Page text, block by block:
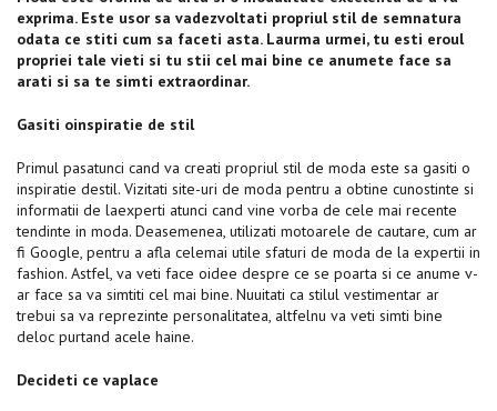
exprima. Este usor sa vadezvoltati propriul stil de semnatura
odata ce stiti cum sa faceti asta. Laurma urmei, tu esti eroul
propriei tale vieti si tu stii cel mai bine ce anumete face sa
arati si sa te simti extraordinar.
Gasiti oinspiratie de stil
Primul pasatunci cand va creati propriul stil de moda este sa gasiti o
inspiratie destil. Vizitati site-uri de moda pentru a obtine cunostinte si
informatii de laexperti atunci cand vine vorba de cele mai recente
tendinte in moda. Deasemenea, utilizati motoarele de cautare, cum ar
fi Google, pentru a afla celemai utile sfaturi de moda de la expertii in
fashion. Astfel, va veti face oidee despre ce se poarta si ce anume v-
ar face sa va simtiti cel mai bine. Nuuitati ca stilul vestimentar ar
trebui sa va reprezinte personalitatea, altfelnu va veti simti bine
deloc purtand acele haine.
Decideti ce vaplace